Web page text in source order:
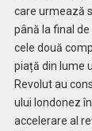
care urmează
până la final
cele două
piață din lume
Revolut au
ului londonez
accelerare al